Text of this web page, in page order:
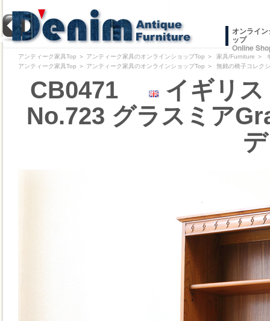
オンライ
ップ
Online
アンティーク家具Top ＞ アンティーク家具のオンラインショップTop ＞ 家具/Furniture ＞
アンティーク家具Top ＞ アンティーク家具のオンラインショップTop ＞ 無銘の椅子コレク
CB0471
イギリ
No.723 グラスミア